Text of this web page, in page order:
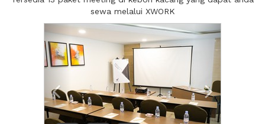
sewa melalui XWORK
Previous Next2